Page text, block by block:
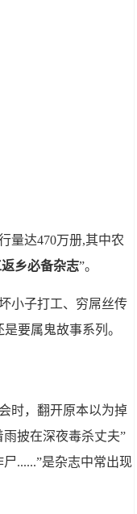
量达470万册,其中农
乡必备杂志”。
小子打工、穷屌丝传
要属鬼故事系列。
时，翻开原本以为掉
披在深夜毒杀丈夫”
......”是杂志中常出现